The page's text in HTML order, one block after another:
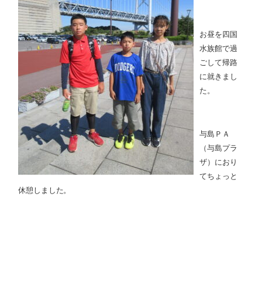
お昼を四国
水族館で過
ごして帰路
に就きまし
た。
与島ＰＡ
（与島プラ
ザ）におり
てちょっと
休憩しました。